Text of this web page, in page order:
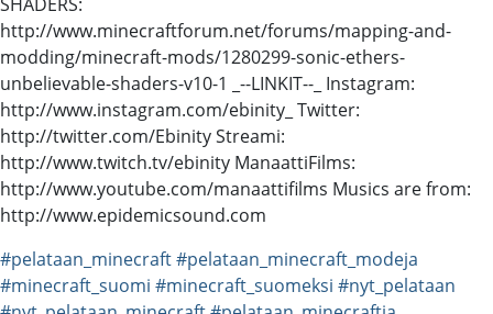
http://www.minecraftforum.net/forums/mapping-and-
modding/minecraft-mods/1280299-sonic-ethers-
unbelievable-shaders-v10-1 _--LINKIT--_ Instagram:
http://www.instagram.com/ebinity_ Twitter:
http://twitter.com/Ebinity Streami:
http://www.twitch.tv/ebinity ManaattiFilms:
http://www.youtube.com/manaattifilms Musics are from:
http://www.epidemicsound.com
#pelataan_minecraft#pelataan_minecraft_modeja
#minecraft_suomi #minecraft_suomeksi #nyt_pelataan